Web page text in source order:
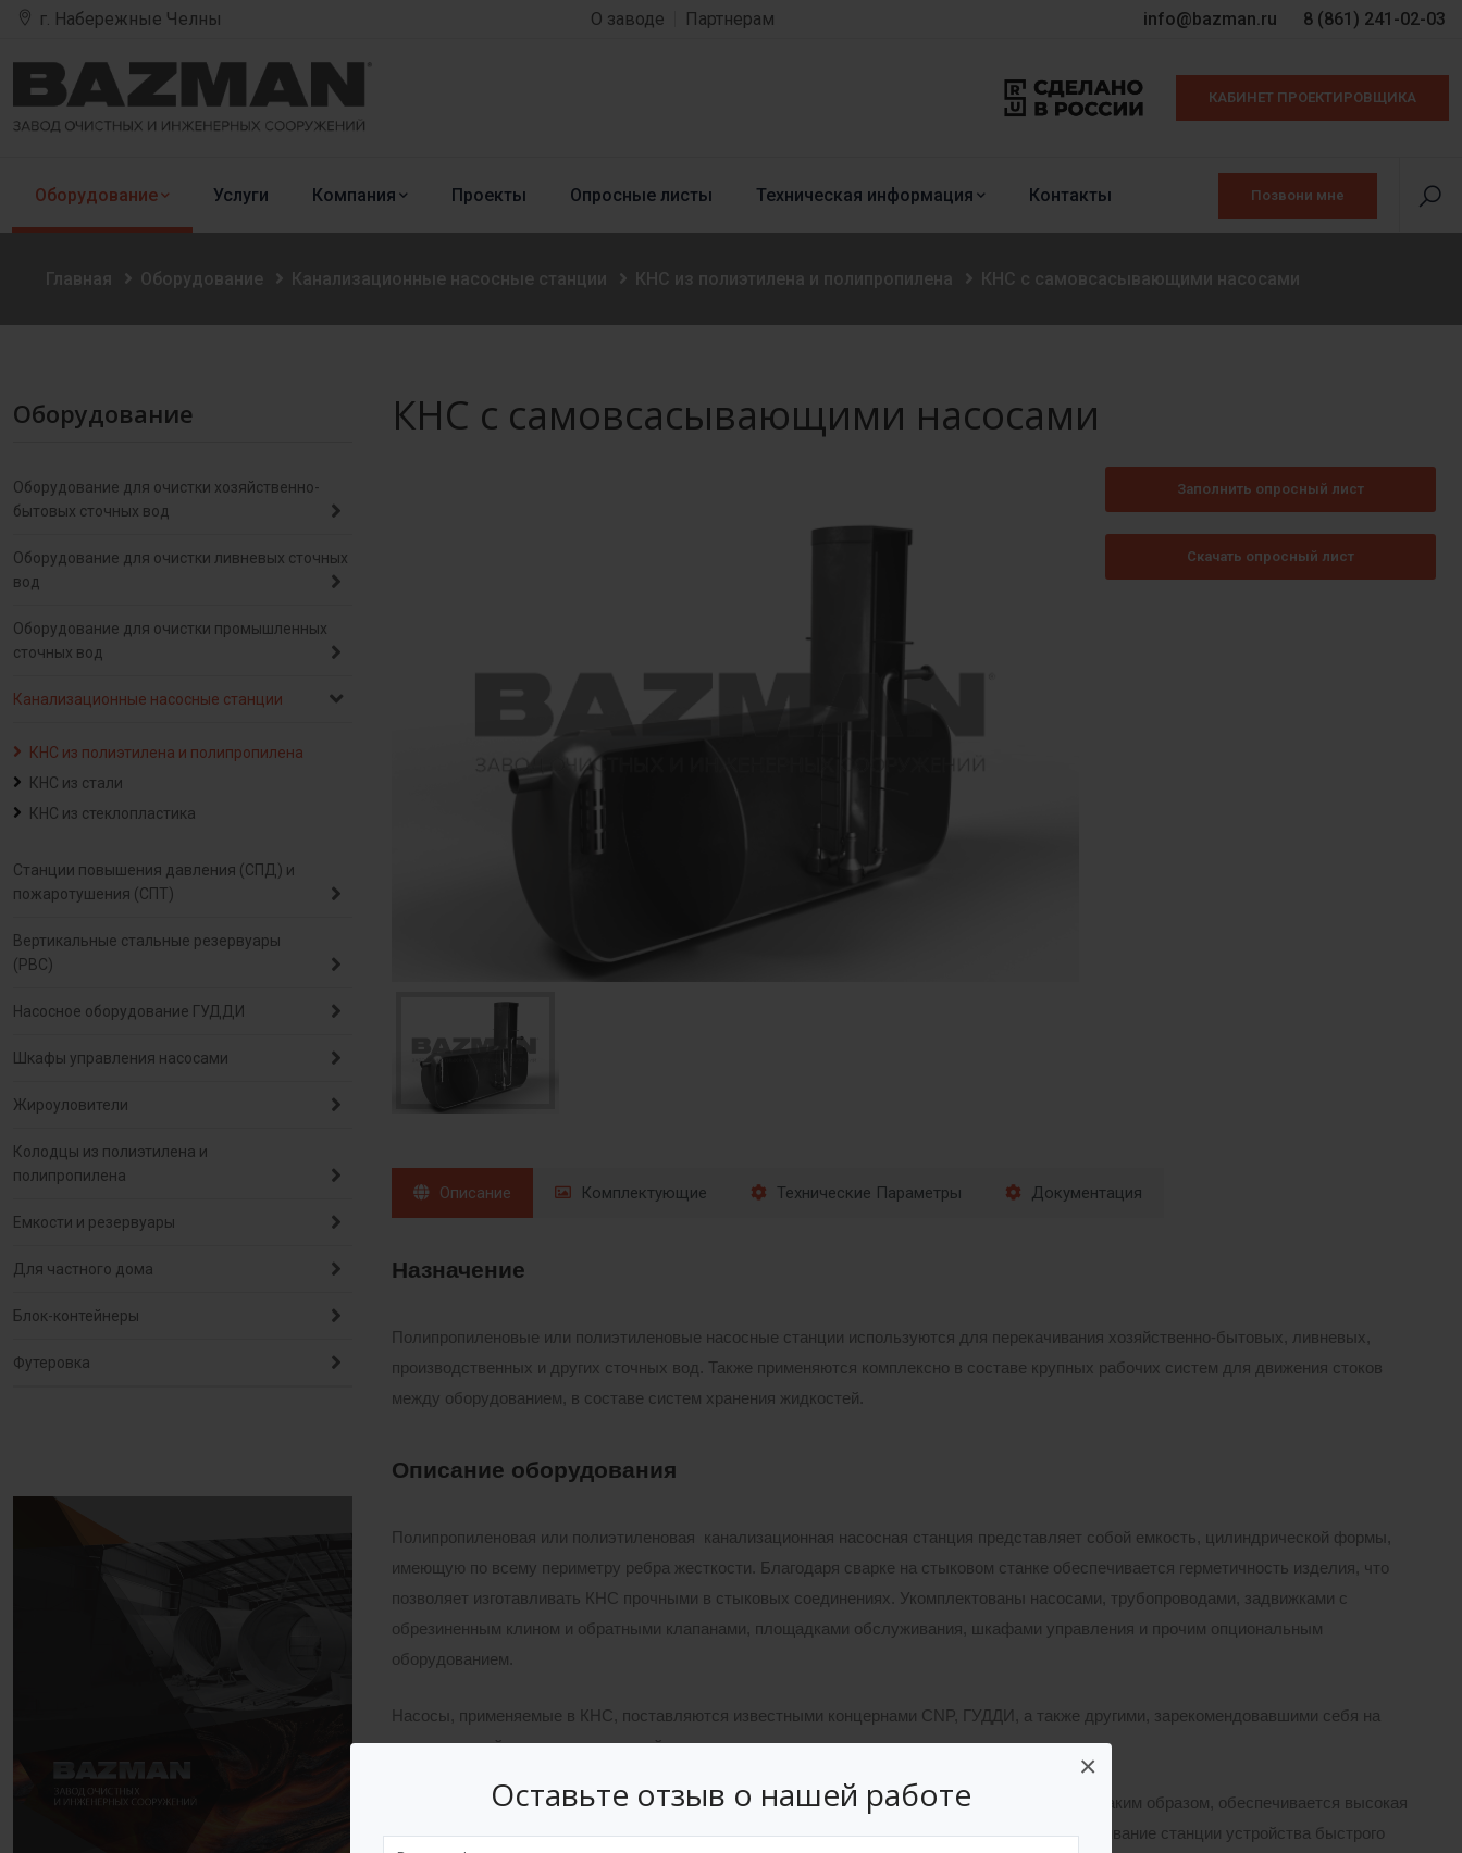
Оставьте отзыв о нашей работе
×
г. Набережные Челны О заводе Партнерам info@bazman.ru 8 (861) 241-02-03
КАБИНЕТ ПРОЕКТИРОВЩИКА
Оборудование Услуги Компания Проекты Опросные листы Техническая информация Контакты Позвони мне
Главная Оборудование Канализационные насосные станции КНС из полиэтилена и полипропилена КНС с самовсасывающими насосами
Оборудование
Оборудование для очистки хозяйственно-
бытовых сточных вод
Оборудование для очистки ливневых сточных
вод
Оборудование для очистки промышленных
сточных вод
Канализационные насосные станции
КНС из полиэтилена и полипропилена
КНС из стали
КНС из стеклопластика
Станции повышения давления (СПД) и
пожаротушения (СПТ)
Вертикальные стальные резервуары
(РВС)
Насосное оборудование ГУДДИ
Шкафы управления насосами
Жироуловители
Колодцы из полиэтилена и
полипропилена
Емкости и резервуары
Для частного дома
Блок-контейнеры
Футеровка
КНС с самовсасывающими насосами
Заполнить опросный лист
Скачать опросный лист
Описание Комплектующие Технические Параметры Документация
Назначение
Полипропиленовые или полиэтиленовые насосные станции используются для перекачивания хозяйственно-бытовых, ливневых,
производственных и других сточных вод. Также применяются комплексно в составе крупных рабочих систем для движения стоков
между оборудованием, в составе систем хранения жидкостей.
Описание оборудования
Полипропиленовая или полиэтиленовая канализационная насосная станция представляет собой емкость, цилиндрической формы,
имеющую по всему периметру ребра жесткости. Благодаря сварке на стыковом станке обеспечивается герметичность изделия, что
позволяет изготавливать КНС прочными в стыковых соединениях. Укомплектованы насосами, трубопроводами, задвижками с
обрезиненным клином и обратными клапанами, площадками обслуживания, шкафами управления и прочим опциональным
оборудованием.
Насосы, применяемые в КНС, поставляются известными концернами CNP, ГУДДИ, а также другими, зарекомендовавшими себя на
рынке европейских производителей, поставщиками.
Канализационные насосные станции предварительно собираются, и проверяются на заводе, таким образом, обеспечивается высокая
надежность работы, быстрый монтаж КНС и простота обслуживания. Также упрощает обслуживание станции устройства быстрого